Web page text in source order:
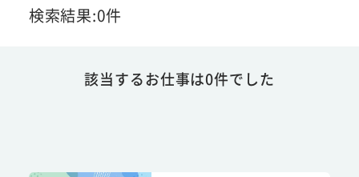
検索結果:0件
該当するお仕事は0件でした